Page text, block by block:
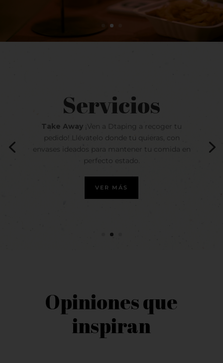
Servicios
Take Away ¡Ven a Dtaping a recoger tu
pedido! Llévatelo donde tu quieras, con
envases ideados para mantener tu comida en
perfecto estado.
VER MÁS
Opiniones que
inspiran